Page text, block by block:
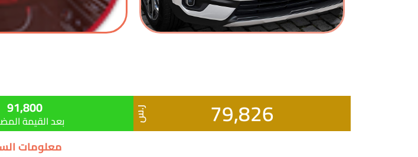
79,826 ر.س 91,800
بعد القيمة
معلومات